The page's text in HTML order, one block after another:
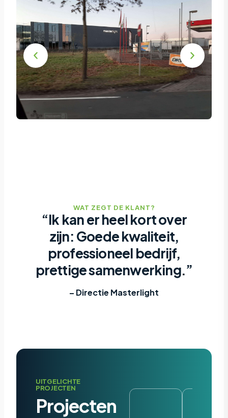
WAT ZEGT DE KLANT?
“Ik kan er heel kort over
zijn: Goede kwaliteit,
professioneel bedrijf,
prettige samenwerking.”
– Directie Masterlight
UITGELICHTE
PROJECTEN
Projecten